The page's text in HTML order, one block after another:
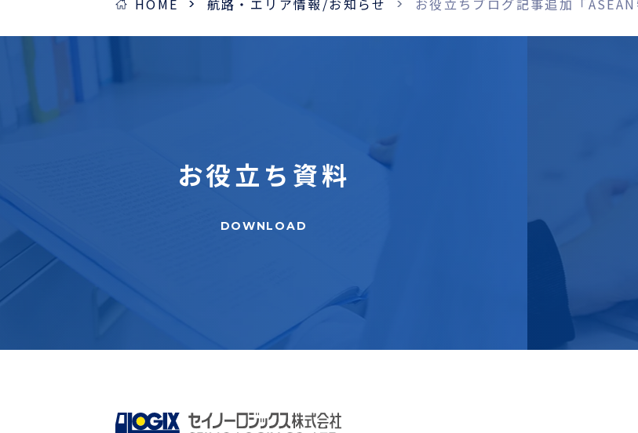
今日は何の日
HOME 航路・エリア情報/お知らせ お役立ちブログ記事追加「
お役立ち 資料
DOWNLOAD